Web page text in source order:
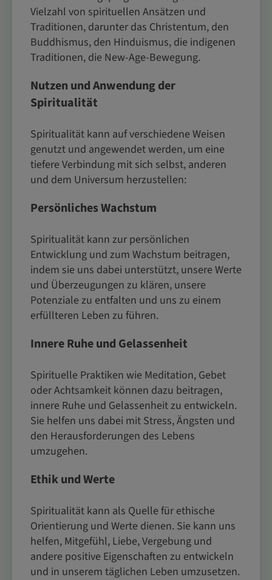
Vielzahl von spirituellen Ansätzen und
Traditionen, darunter das Christentum, den
Buddhismus, den Hinduismus, die indigenen
Traditionen, die New-Age-Bewegung.
Nutzen und Anwendung der
Spiritualität
Spiritualität kann auf verschiedene Weisen
genutzt und angewendet werden, um eine
tiefere Verbindung mit sich selbst, anderen
und dem Universum herzustellen:
Persönliches Wachstum
Spiritualität kann zur persönlichen
Entwicklung und zum Wachstum beitragen,
indem sie uns dabei unterstützt, unsere Werte
und Überzeugungen zu klären, unsere
Potenziale zu entfalten und uns zu einem
erfüllteren Leben zu führen.
Innere Ruhe und Gelassenheit
Spirituelle Praktiken wie Meditation, Gebet
oder Achtsamkeit können dazu beitragen,
innere Ruhe und Gelassenheit zu entwickeln.
Sie helfen uns dabei mit Stress, Ängsten und
den Herausforderungen des Lebens
umzugehen.
Ethik und Werte
Spiritualität kann als Quelle für ethische
Orientierung und Werte dienen. Sie kann uns
helfen, Mitgefühl, Liebe, Vergebung und
andere positive Eigenschaften zu entwickeln
und in unserem täglichen Leben umzusetzen.